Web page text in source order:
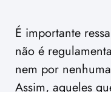
É importante
não é
nem por
Assim, aqueles